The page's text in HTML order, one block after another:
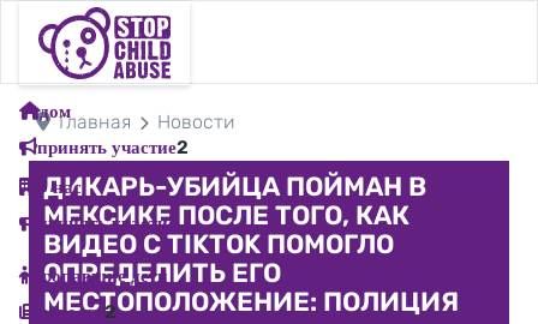
дом
принять участие2
О нас
принять участие
пропавшие дети
новости 2
Главная Новости
ДИКАРЬ-УБИЙЦА ПОЙМАН В
МЕКСИКЕ ПОСЛЕ ТОГО, КАК
ВИДЕО С TIKTOK ПОМОГЛО
ОПРЕДЕЛИТЬ ЕГО
МЕСТОПОЛОЖЕНИЕ: ПОЛИЦИЯ